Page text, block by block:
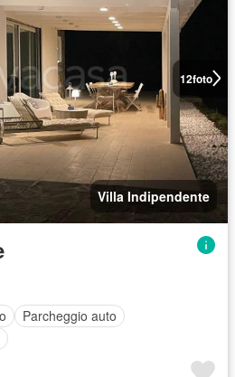
12foto
Villa Indipendente
Parcheggio auto